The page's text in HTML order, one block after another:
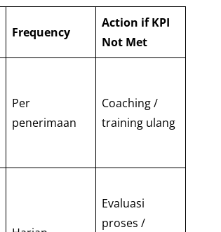
Frequency
Action if KPI
Not Met
Per
penerimaan
Coaching /
training ulang
Evaluasi
proses /